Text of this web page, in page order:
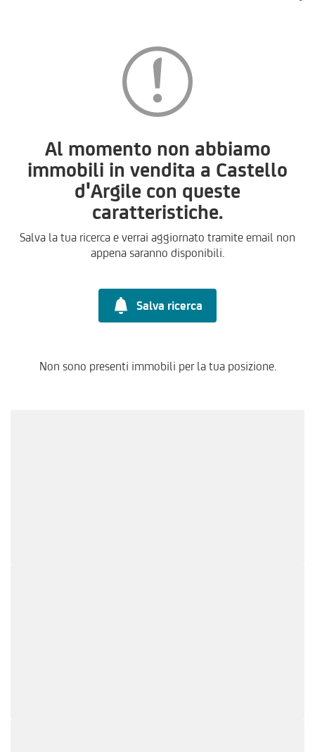
Al momento non abbiamo
immobili in vendita a Castello
d'Argile con queste
caratteristiche.
Salva la tua ricerca e verrai aggiornato tramite email non
appena saranno disponibili.
Salva ricerca
Non sono presenti immobili per la tua posizione.